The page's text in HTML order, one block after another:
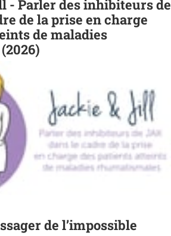
- Parler des inhibiteurs de
de la prise en charge
de maladies
de l’impossible